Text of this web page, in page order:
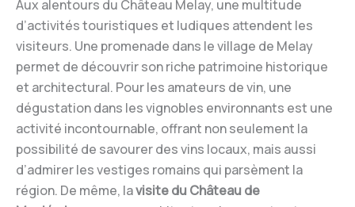
Aux alentours du Château Melay, une multitude
d’activités touristiques et ludiques attendent les
visiteurs. Une promenade dans le village de Melay
permet de découvrir son riche patrimoine historique
et architectural. Pour les amateurs de vin, une
dégustation dans les vignobles environnants est une
activité incontournable, offrant non seulement la
possibilité de savourer des vins locaux, mais aussi
d’admirer les vestiges romains qui parsèment la
région. De même, lavisite du Château de